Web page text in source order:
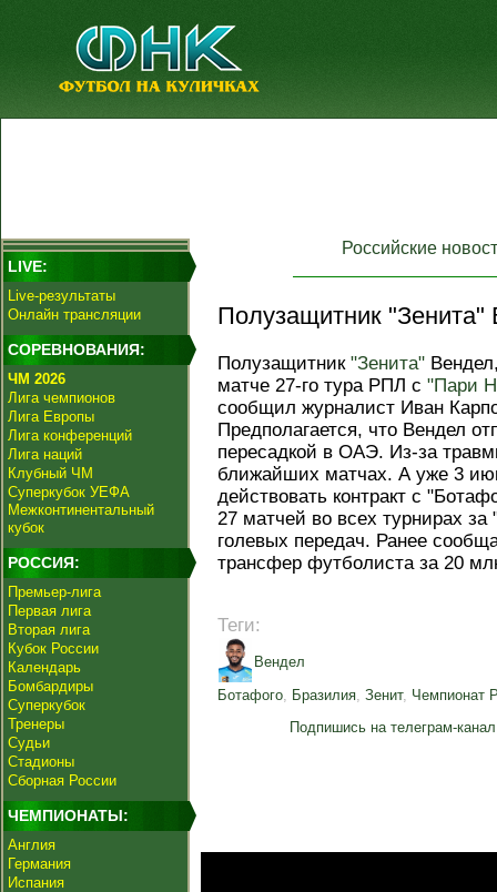
LIVE:
Live-результаты
Онлайн трансляции
СОРЕВНОВАНИЯ:
ЧМ 2026
Лига чемпионов
Лига Европы
Лига конференций
Лига наций
Клубный ЧМ
Суперкубок УЕФА
Межконтинентальный
кубок
РОССИЯ:
Премьер-лига
Первая лига
Вторая лига
Кубок России
Календарь
Бомбардиры
Суперкубок
Тренеры
Судьи
Стадионы
Сборная России
ЧЕМПИОНАТЫ:
Англия
Германия
Испания
Российские
Полузащитник "Зенита"
Полузащитник "Зенита"
матче 27-го тура РПЛ с "Пари
сообщил журналист Иван
Предполагается, что Вендел
пересадкой в ОАЭ. Из-за
ближайших матчах. А уже 3
действовать контракт с
27 матчей во всех турнирах
голевых передач. Ранее
трансфер футболиста за 20
Теги:
Вендел
Ботафого, Бразилия, Зенит, Чемпионат
Подпишись на телеграм-